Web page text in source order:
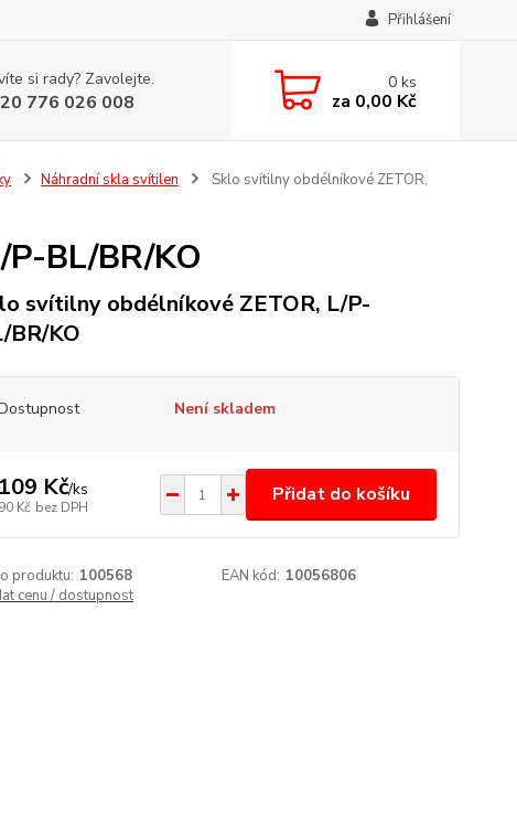
Přihlášení
si rady? Zavolejte.
776 026 008
0ks
za 0,00 Kč
Náhradní skla svítilen
Sklo svítilny obdélníkové ZETOR,
BL/BR/KO
svítilny obdélníkové ZETOR, L/P-
BR/KO
Není skladem
109 Kč/ks
90 Kč bez DPH
Přidat do košíku
produktu: 100568 EAN kód: 10056806
cenu / dostupnost